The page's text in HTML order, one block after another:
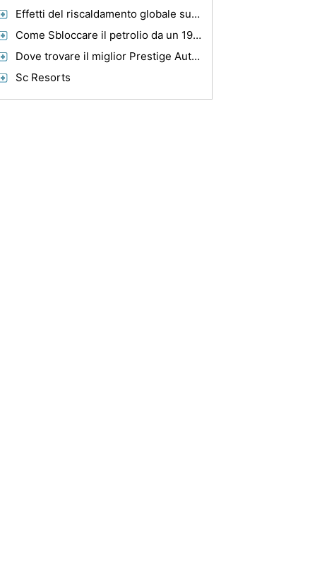
Effetti del riscaldamento globale sul settore auto
Come Sbloccare il petrolio da un 1997 Chevy Cavalier Z24
Dove trovare il miglior Prestige Autonoleggio
Sc Resorts